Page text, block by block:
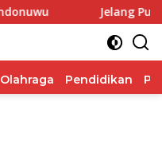
Jelang Puncak TIFF
Olahraga Pendidikan